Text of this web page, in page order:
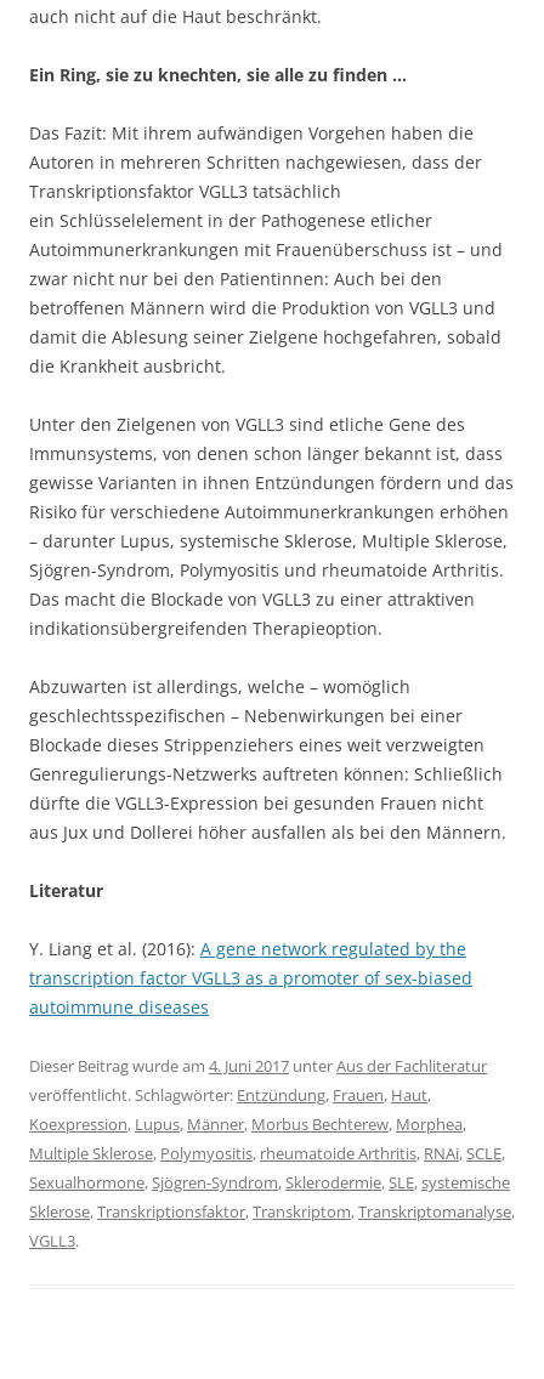
auch nicht auf die Haut beschränkt.
Ein Ring, sie zu knechten, sie alle zu finden …
Das Fazit: Mit ihrem aufwändigen Vorgehen haben die
Autoren in mehreren Schritten nachgewiesen, dass der
Transkriptionsfaktor VGLL3 tatsächlich
ein Schlüsselelement in der Pathogenese etlicher
Autoimmunerkrankungen mit Frauenüberschuss ist – und
zwar nicht nur bei den Patientinnen: Auch bei den
betroffenen Männern wird die Produktion von VGLL3 und
damit die Ablesung seiner Zielgene hochgefahren, sobald
die Krankheit ausbricht.
Unter den Zielgenen von VGLL3 sind etliche Gene des
Immunsystems, von denen schon länger bekannt ist, dass
gewisse Varianten in ihnen Entzündungen fördern und das
Risiko für verschiedene Autoimmunerkrankungen erhöhen
– darunter Lupus, systemische Sklerose, Multiple Sklerose,
Sjögren-Syndrom, Polymyositis und rheumatoide Arthritis.
Das macht die Blockade von VGLL3 zu einer attraktiven
indikationsübergreifenden Therapieoption.
Abzuwarten ist allerdings, welche – womöglich
geschlechtsspezifischen – Nebenwirkungen bei einer
Blockade dieses Strippenziehers eines weit verzweigten
Genregulierungs-Netzwerks auftreten können: Schließlich
dürfte die VGLL3-Expression bei gesunden Frauen nicht
aus Jux und Dollerei höher ausfallen als bei den Männern.
Literatur
Y. Liang et al. (2016): A gene network regulated by the
transcription factor VGLL3 as a promoter of sex-biased
autoimmune diseases
Dieser Beitrag wurde am 4. Juni 2017 unterAus der Fachliteratur
veröffentlicht. Schlagwörter: Entzündung, Frauen, Haut,
Koexpression, Lupus, Männer, Morbus Bechterew, Morphea,
Multiple Sklerose, Polymyositis, rheumatoide Arthritis, RNAi,SCLE,
Sexualhormone,Sjögren-Syndrom,Sklerodermie,SLE,systemische
Sklerose,Transkriptionsfaktor,Transkriptom,Transkriptomanalyse,
VGLL3.